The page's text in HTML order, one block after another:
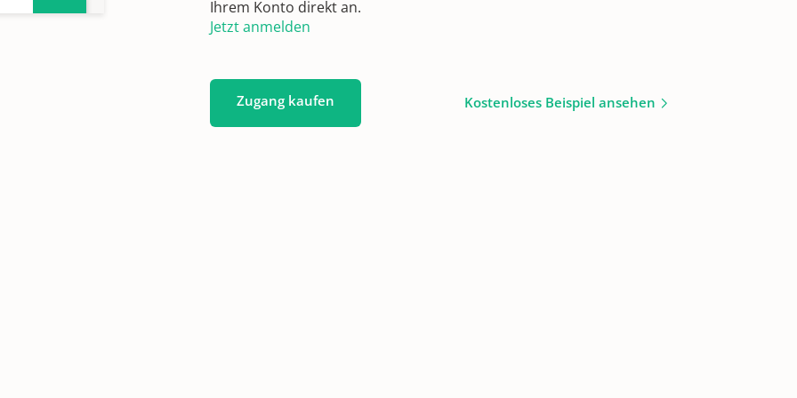
Ihrem Konto direkt an.
Jetzt anmelden
Zugang kaufen Kostenloses Beispiel ansehen